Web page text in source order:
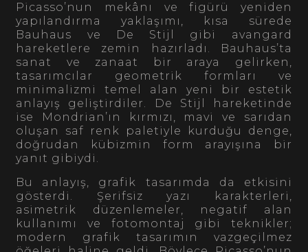
Picasso’nun mekânı ve figürü yeniden
yapılandırma yaklaşımı, kısa sürede
Bauhaus ve De Stijl gibi avangard
hareketlere zemin hazırladı. Bauhaus’ta
sanat ve zanaat bir araya gelirken,
tasarımcılar geometrik formları ve
minimalizmi temel alan yeni bir estetik
anlayış geliştirdiler. De Stijl hareketinde
ise Mondrian’ın kırmızı, mavi ve sarıdan
oluşan saf renk paletiyle kurduğu denge,
doğrudan kübizmin form arayışına bir
yanıt gibiydi.
Bu anlayış, grafik tasarımda da etkisini
gösterdi. Şerifsiz yazı karakterleri,
asimetrik düzenlemeler, negatif alan
kullanımı ve fotomontaj gibi teknikler;
modern grafik tasarımın vazgeçilmez